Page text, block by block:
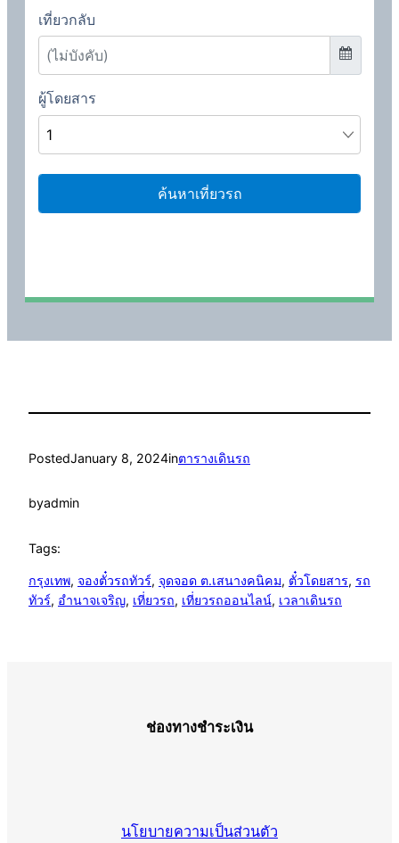
PostedJanuary 8, 2024inตารางเดินรถ
byadmin
Tags:
กรุงเทพ, จองตั๋วรถทัวร์, จุดจอด ต.เสนางคนิคม, ตั๋วโดยสาร, รถ
ทัวร์, อำนาจเจริญ, เที่ยวรถ, เที่ยวรถออนไลน์, เวลาเดินรถ
ช่องทางชำระเงิน
นโยบายความเป็นส่วนตัว